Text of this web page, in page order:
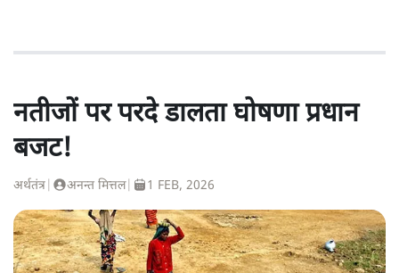
नतीजों पर परदे डालता घोषणा प्रधान
बजट!
अर्थतंत्र अनन्त मित्तल| 1 FEB, 2026